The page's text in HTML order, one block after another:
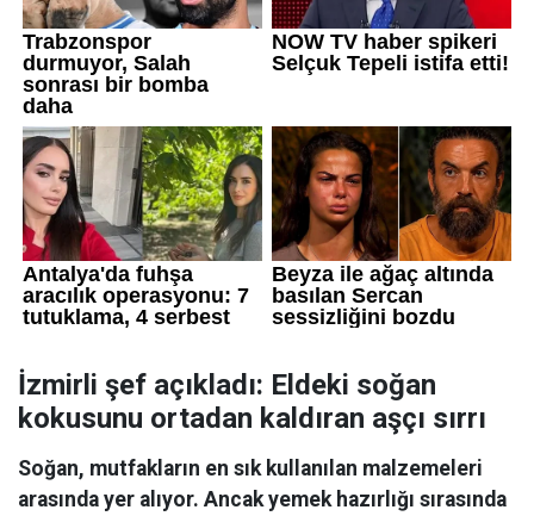
İzmirli şef açıkladı: Eldeki soğan
kokusunu ortadan kaldıran aşçı sırrı
Soğan, mutfakların en sık kullanılan malzemeleri
arasında yer alıyor. Ancak yemek hazırlığı sırasında